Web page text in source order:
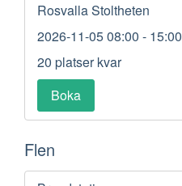
Rosvalla Stoltheten
2026-11-0508:00 - 15:00
20 platser kvar
Boka
Flen